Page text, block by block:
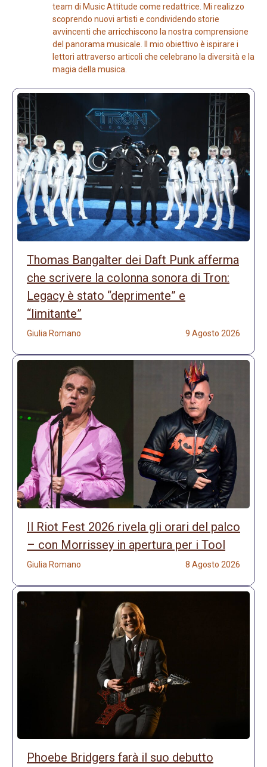
team di Music Attitude come redattrice. Mi realizzo
scoprendo nuovi artisti e condividendo storie
avvincenti che arricchiscono la nostra comprensione
del panorama musicale. Il mio obiettivo è ispirare i
lettori attraverso articoli che celebrano la diversità e la
magia della musica.
Thomas Bangalter dei Daft Punk afferma
che scrivere la colonna sonora di Tron:
Legacy è stato “deprimente” e
“limitante”
Giulia Romano 9 Agosto 2026
Il Riot Fest 2026 rivela gli orari del palco
– con Morrissey in apertura per i Tool
Giulia Romano 8 Agosto 2026
Phoebe Bridgers farà il suo debutto